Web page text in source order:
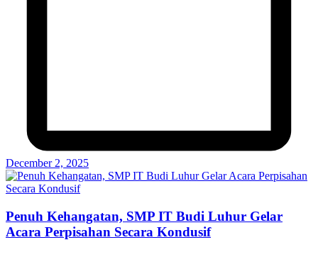
December 2, 2025
Penuh Kehangatan, SMP IT Budi Luhur Gelar
Acara Perpisahan Secara Kondusif